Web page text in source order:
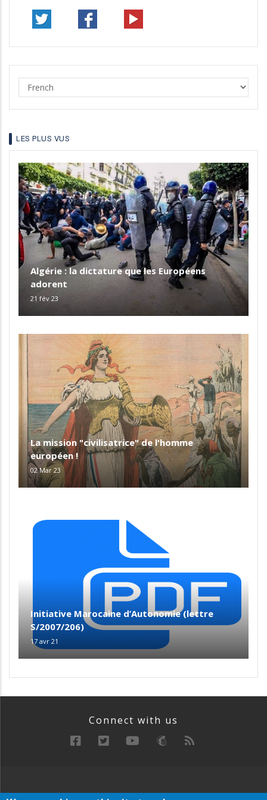
Select
your
language
LES PLUS VUS
Algérie : la dictature que les Européens
adorent
21 fév 23
La mission "civilisatrice" de l'homme
européen !
02 Mar 23
Initiative Marocaine d’Autonomie (lettre
S/2007/206)
17 avr 21
Connect with us